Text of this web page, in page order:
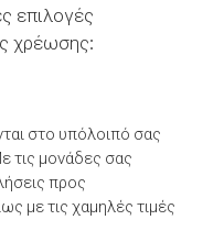
επιλογές
χρέωσης:
στο υπόλοιπό σας
τις μονάδες σας
προς
με τις χαμηλές τιμές